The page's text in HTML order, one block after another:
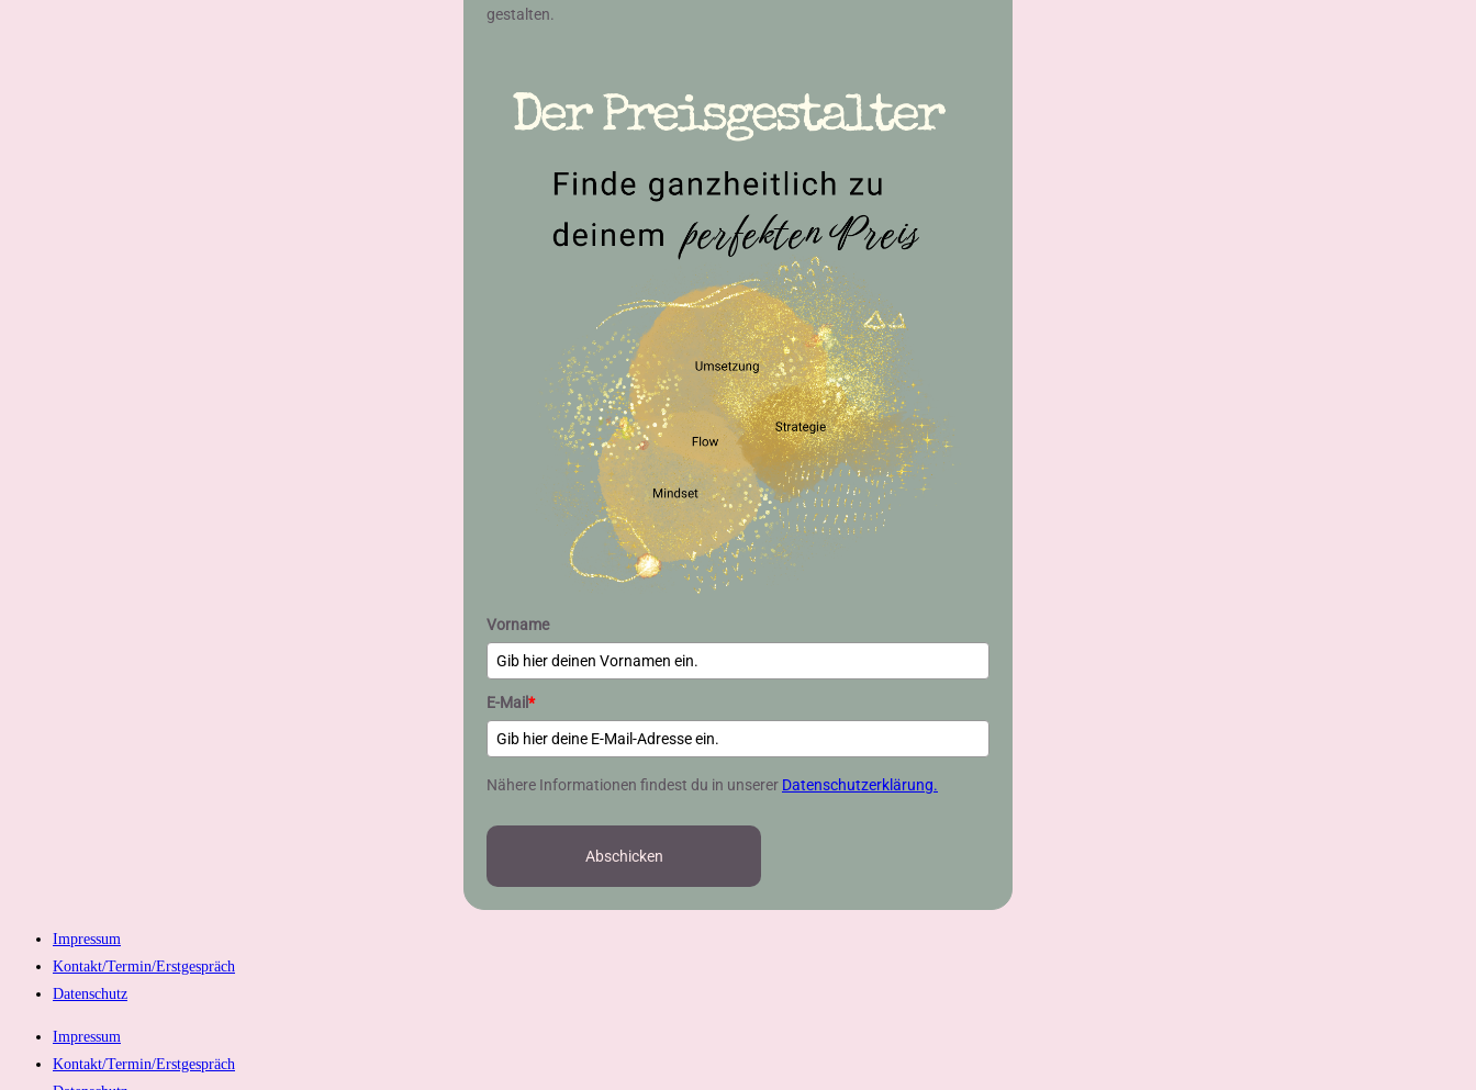
gestalten.
Vorname
E-Mail*
Nähere Informationen findest du in unserer Datenschutzerklärung.
Abschicken
Impressum
Kontakt/Termin/Erstgespräch
Datenschutz
Impressum
Kontakt/Termin/Erstgespräch